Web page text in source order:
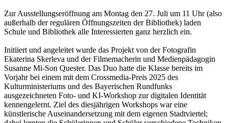
Zur Ausstellungseröffnung am Montag den 27. Juli um 11 Uhr (also
außerhalb der regulären Öffnungszeiten der Bibliothek) laden
Schule und Bibliothek alle Interessierten ganz herzlich ein.
Initiiert und angeleitet wurde das Projekt von der Fotografin
Ekaterina Skerleva und der Filmemacherin und Medienpädagogin
Susanne Mi-Son Quester. Das Duo hatte die Klasse bereits im
Vorjahr bei einem mit dem Crossmedia-Preis 2025 des
Kulturministeriums und des Bayerischen Rundfunks
ausgezeichneten Foto- und KI-Workshop zur digitalen Identität
kennengelernt. Ziel des diesjährigen Workshops war eine
künstlerische Auseinandersetzung mit dem eigenen Stadtviertel;